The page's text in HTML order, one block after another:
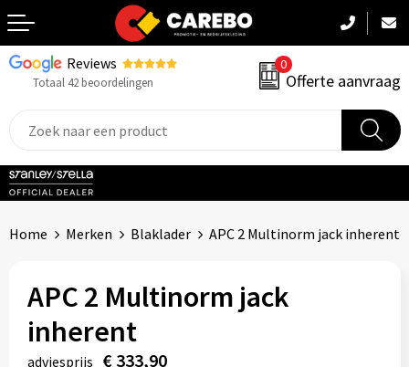
Reviews
Totaal 42 beoordelingen
0
Offerte aanvraag
Terug
Sportkleding
Caps, Mutsen & Sjaals
Handdoeken & Dekens
Home Merken Blaklader APC 2 Multinorm jack inherent
APC 2 Multinorm jack
inherent
adviesprijs € 333,90